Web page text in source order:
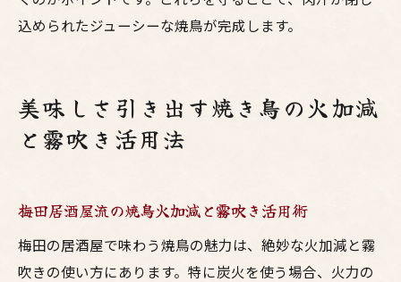
込められたジューシーな焼鳥が完成します。
美味しさ引き出す焼き鳥の火加減
と霧吹き活用法
梅田居酒屋流の焼鳥火加減と霧吹き活用術
梅田の居酒屋で味わう焼鳥の魅力は、絶妙な火加減と霧
吹きの使い方にあります。特に炭火を使う場合、火力の